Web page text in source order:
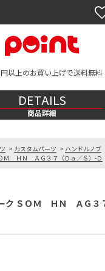
以上のお買い上げで送料無料
DETAILS
商品詳細
> カスタムパーツ > ハンドルノブ
Ｍ ＨＮ ＡＧ３７（Ｄａ／Ｓ）-Ｄ
ク ＳＯＭ ＨＮ ＡＧ３